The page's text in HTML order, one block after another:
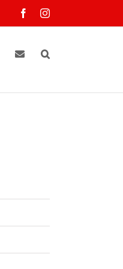
FacebookInstagram